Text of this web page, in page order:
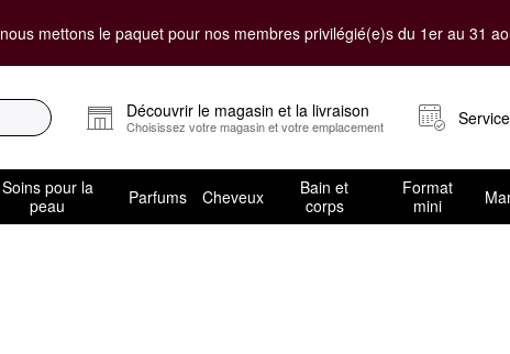
nous mettons le paquet pour nos membres privilégié(e)s du 1er au 31
Découvrir le magasin et la livraison
Choisissez votre magasin et votre emplacement
Soins pour la
peau
Parfums Cheveux
Bain et
corps
Format
mini